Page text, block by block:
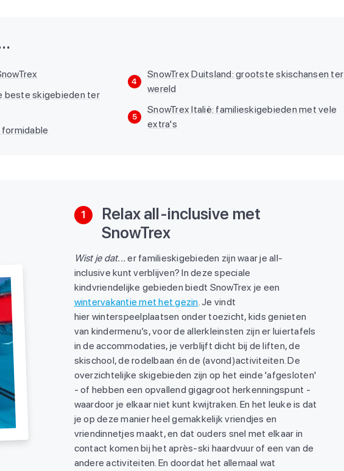
beste skigebieden ter
formidable
4
SnowTrex Duitsland: grootste skischansen ter
wereld
5
SnowTrex Italië: familieskigebieden met vele
extra's
1
Relax all-inclusive met
SnowTrex
Wist je dat... er familieskigebieden zijn waar je all-
inclusive kunt verblijven? In deze speciale
kindvriendelijke gebieden biedt SnowTrex je een
wintervakantie met het gezin. Je vindt
hier winterspeelplaatsen onder toezicht, kids genieten
van kindermenu’s, voor de allerkleinsten zijn er luiertafels
in de accommodaties, je verblijft dicht bij de liften, de
skischool, de rodelbaan én de (avond)activiteiten. De
overzichtelijke skigebieden zijn op het einde 'afgesloten'
- of hebben een opvallend gigagroot herkenningspunt -
waardoor je elkaar niet kunt kwijtraken. En het leuke is dat
je op deze manier heel gemakkelijk vriendjes en
vriendinnetjes maakt, en dat ouders snel met elkaar in
contact komen bij het après-ski haardvuur of een van de
andere activiteiten. En doordat het allemaal wat